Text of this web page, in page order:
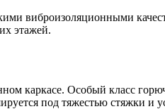
виброизоляционными
этажей.
каркасе. Особый класс
под тяжестью стяжки и